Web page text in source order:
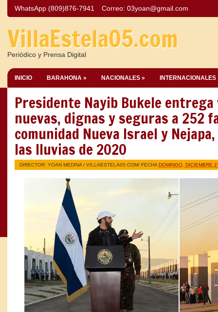
WhatsApp (809)876-7941 Correo: 03yoan@gmail.com
VillaEstela05.com
Periódico y Prensa Digital
INICIO BARAHONA » NACIONALES » INTERNACIONALES
Presidente Nayib Bukele
nuevas, dignas y seguras a 252
comunidad Nueva Israel y
las lluvias de 2020
DIRECTOR: YOAN MEDINA / VILLAESTELA05.COM/ FECHA DOMINGO, DICIEMBRE